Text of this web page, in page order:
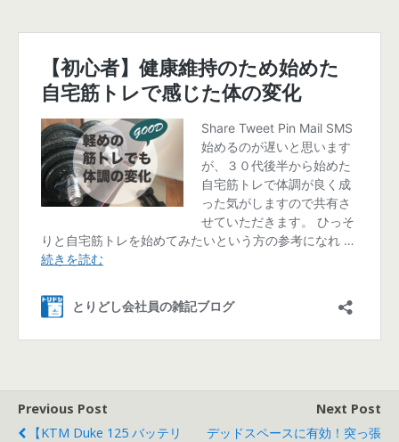
Previous Post
【KTM Duke 125 バッテリ
Next Post
デッドスペースに有効！突っ張